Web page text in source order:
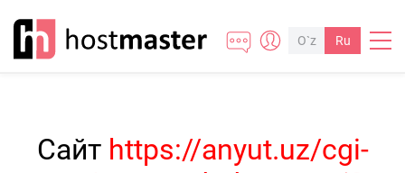
O`z Ru
Сайт https://anyut.uz/cgi-